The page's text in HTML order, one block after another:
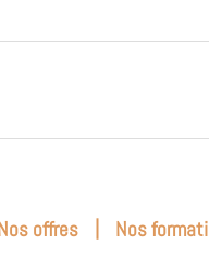
offres | Nos